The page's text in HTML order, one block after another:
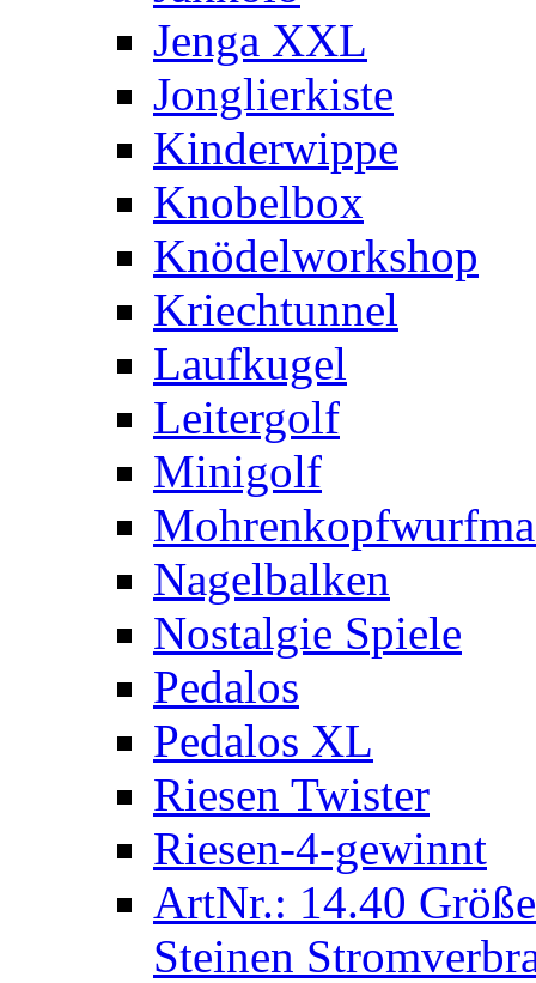
Jenga XXL
Jonglierkiste
Kinderwippe
Knobelbox
Knödelworkshop
Kriechtunnel
Laufkugel
Leitergolf
Minigolf
Nagelbalken
Nostalgie Spiele
Pedalos
Pedalos XL
Riesen Twister
Riesen-4-gewinnt
ArtNr.: 14.40
Steinen